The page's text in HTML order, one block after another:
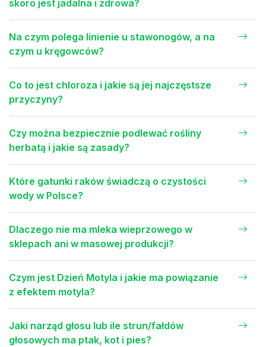
skoro jest jadalna i zdrowa?
Na czym polega linienie u stawonogów, a na
czym u kręgowców?
Co to jest chloroza i jakie są jej najczęstsze
przyczyny?
Czy można bezpiecznie podlewać rośliny
herbatą i jakie są zasady?
Które gatunki raków świadczą o czystości
wody w Polsce?
Dlaczego nie ma mleka wieprzowego w
sklepach ani w masowej produkcji?
Czym jest Dzień Motyla i jakie ma powiązanie
z efektem motyla?
Jaki narząd głosu lub ile strun/fałdów
głosowych ma ptak, kot i pies?